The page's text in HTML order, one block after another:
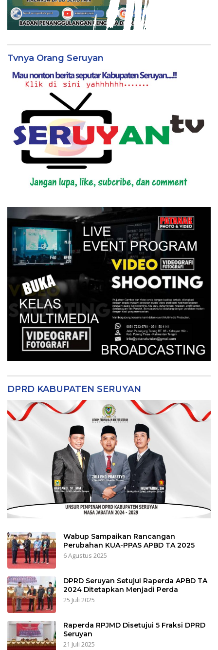
Tvnya Orang Seruyan
DPRD KABUPATEN SERUYAN
Wabup Sampaikan Rancangan
Perubahan KUA-PPAS APBD TA 2025
6 Agustus 2025
DPRD Seruyan Setujui Raperda APBD TA
2024 Ditetapkan Menjadi Perda
25 Juli 2025
Raperda RPJMD Disetujui 5 Fraksi DPRD
Seruyan
21 Juli 2025